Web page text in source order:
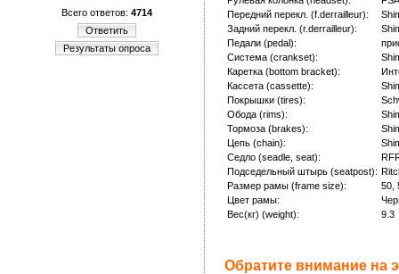
Всего ответов: 4714
Ответить
Результаты опроса
Передний перекл. (f.derrailleur):
Задний перекл. (r.derrailleur):
Педали (pedal):
Система (crankset):
Каретка (bottom bracket):
Кассета (cassette):
Покрышки (tires):
Обода (rims):
Тормоза (brakes):
Цепь (chain):
Седло (seadle, seat):
Подседельный штырь (seatpost):
Размер рамы (frame size):
50,
Цвет рамы:
Вес(кг) (weight):
9.3
Обратите внимание на